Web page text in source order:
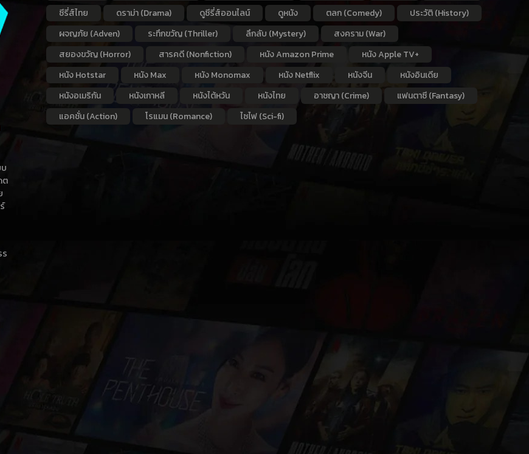
ต
ซีรี่ส์ไทย
ดราม่า (Drama) ดูซีรี่ส์ออนไลน์ ดูหนัง ตลก (Comedy)
ประวัติ (History)
ผจญภัย (Adven)
ระทึกขวัญ (Thriller) ลึกลับ (Mystery)
สงคราม (War)
สยองขวัญ (Horror)
สารคดี (Nonfiction) หนัง Amazon Prime
หนัง Apple TV+
หนัง Hotstar
หนัง Max หนัง Monomax หนัง Netflix หนังจีน
หนังอินเดีย
หนังอเมริกัน
หนังเกาหลี หนังไต้หวัน หนังไทย อาชญา (Crime)
แฟนตาซี (Fantasy)
แอคชั่น (Action)
โรแมน (Romance) ไซไฟ (Sci-fi)